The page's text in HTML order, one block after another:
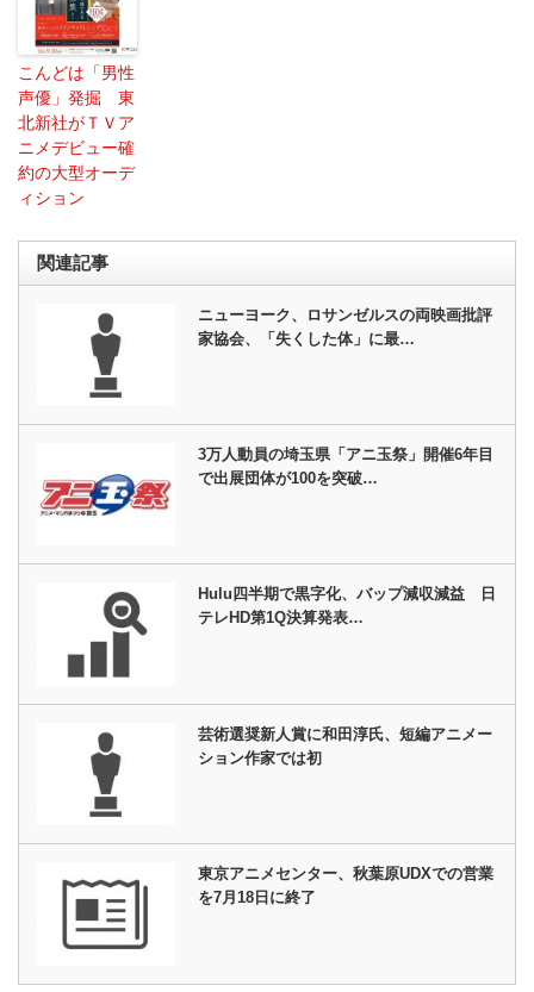
こんどは「男性
声優」発掘 東
北新社がＴＶア
ニメデビュー確
約の大型オーデ
ィション
関連記事
ニューヨーク、ロサンゼルスの両映画批評
家協会、「失くした体」に最…
3万人動員の埼玉県「アニ玉祭」開催6年目
で出展団体が100を突破…
Hulu四半期で黒字化、バップ減収減益 日
テレHD第1Q決算発表…
芸術選奨新人賞に和田淳氏、短編アニメー
ション作家では初
東京アニメセンター、秋葉原UDXでの営業
を7月18日に終了